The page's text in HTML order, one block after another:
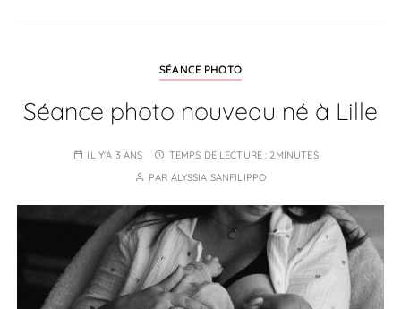
SÉANCE PHOTO
Séance photo nouveau né à Lille
IL Y'A 3 ANS TEMPS DE LECTURE :2MINUTES
PAR ALYSSIA SANFILIPPO